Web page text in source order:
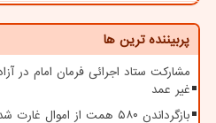
پربیننده ترین ها
غیر عمد
بازگرداندن ۵۸۰ همت از اموال غارت شده به بیت المال